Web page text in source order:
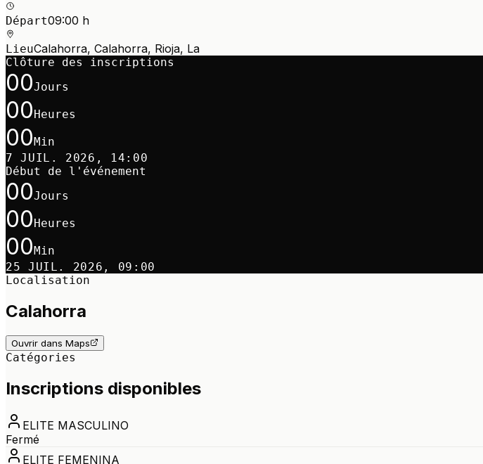
Départ09:00 h
LieuCalahorra, Calahorra, Rioja, La
Clôture des inscriptions
00Jours
00Heures
00Min
7 JUIL. 2026, 14:00
Début de l'événement
00Jours
00Heures
00Min
25 JUIL. 2026, 09:00
Localisation
Calahorra
Ouvrir dans Maps
Catégories
Inscriptions disponibles
ELITE MASCULINO
Fermé
ELITE FEMENINA